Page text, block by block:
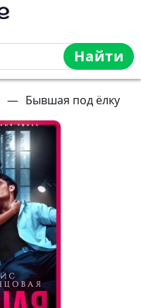
Найти
— Бывшая под ёлку